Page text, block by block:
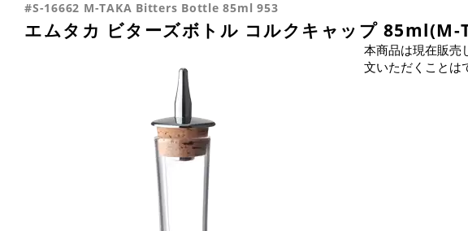
#S-16662 M-TAKA Bitters Bottle 85ml 953
エムタカ ビターズボトル コルクキャップ 85ml(M-
本商品は現在販売
文いただくことは